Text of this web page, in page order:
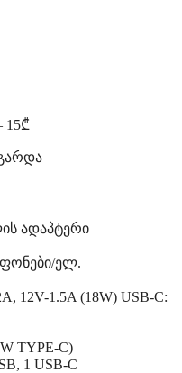
ადაპტერი
ელ.
12V-1.5A (18W) USB-C:
TYPE-C)
1 USB-C